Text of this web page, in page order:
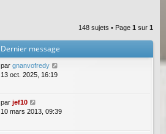
r
148 sujets • Page 1 sur 1
Dernier message
par gnanvofredy
13 oct. 2025, 16:19
par jef10
10 mars 2013, 09:39